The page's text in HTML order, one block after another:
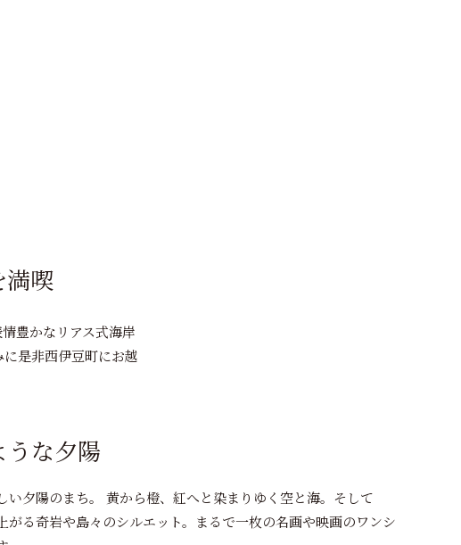
喫
豊かなリアス式海岸
是非西伊豆町にお越
うな夕陽
い夕陽のまち。 黄から橙、紅へと染まりゆく空と海。そして
がる奇岩や島々のシルエット。まるで一枚の名画や映画のワンシ